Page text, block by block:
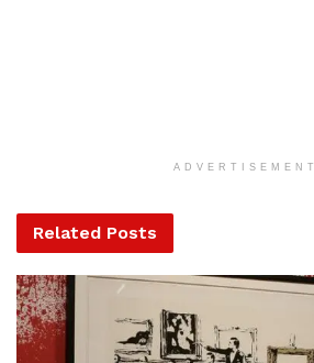
ADVERTISEMENT
Related Posts